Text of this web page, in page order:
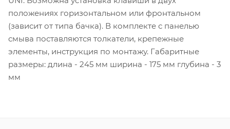
положениях горизонтальном или фронтальном
(зависит от типа бачка). В комплекте с панелью
смыва поставляются толкатели, крепежные
элементы, инструкция по монтажу. Габаритные
размеры: длина - 245 мм ширина - 175 мм глубина - 3
мм